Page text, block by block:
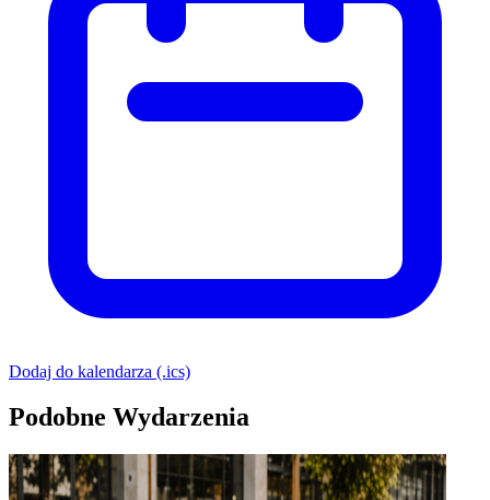
Dodaj do kalendarza (.ics)
Podobne Wydarzenia